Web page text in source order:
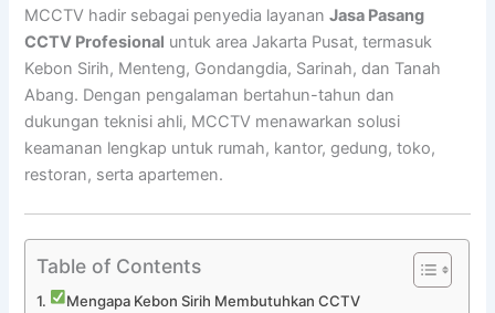
MCCTV hadir sebagai penyedia layananJasa Pasang
CCTV Profesional untuk area Jakarta Pusat, termasuk
Kebon Sirih, Menteng, Gondangdia, Sarinah, dan Tanah
Abang. Dengan pengalaman bertahun-tahun dan
dukungan teknisi ahli, MCCTV menawarkan solusi
keamanan lengkap untuk rumah, kantor, gedung, toko,
restoran, serta apartemen.
Table of Contents
Mengapa Kebon Sirih Membutuhkan CCTV